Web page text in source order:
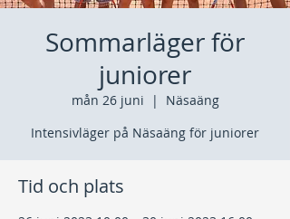
Sommarläger för
juniorer
mån 26 juni
  |
Näsaäng
Intensivläger på Näsaäng för juniorer
Tid och plats